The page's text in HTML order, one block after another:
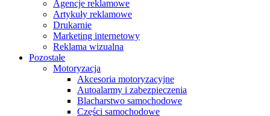
Agencje reklamowe
Artykuły reklamowe
Drukarnie
Marketing internetowy
Reklama wizualna
Pozostałe
Motoryzacja
Akcesoria motoryzacyjne
Autoalarmy i zabezpieczenia
Blacharstwo samochodowe
Części samochodowe